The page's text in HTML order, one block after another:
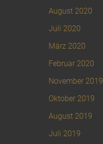
August 2020
Juli 2020
März 2020
Februar 2020
November 2019
Oktober 2019
August 2019
Juli 2019